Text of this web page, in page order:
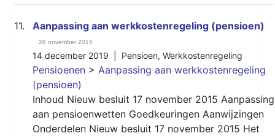
11. Aanpassing aan werkkostenregeling (pensioen)
26 november 2015
14 december 2019 | Pensioen, Werkkostenregeling
Pensioenen > Aanpassing aan werkkostenregeling
(pensioen)
Inhoud Nieuw besluit 17 november 2015 Aanpassing
aan pensioenwetten Goedkeuringen Aanwijzingen
Onderdelen Nieuw besluit 17 november 2015 Het